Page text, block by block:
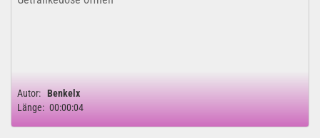
Autor: Benkelx
Länge: 00:00:04